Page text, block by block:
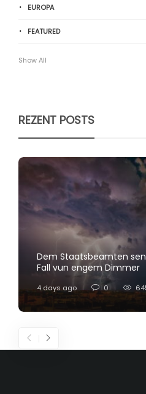
EUROPA
FEATURED
Show All
REZENT POSTS
Dem Staatsbeamten
Fall vun engem Dimmer
4 days ago 0